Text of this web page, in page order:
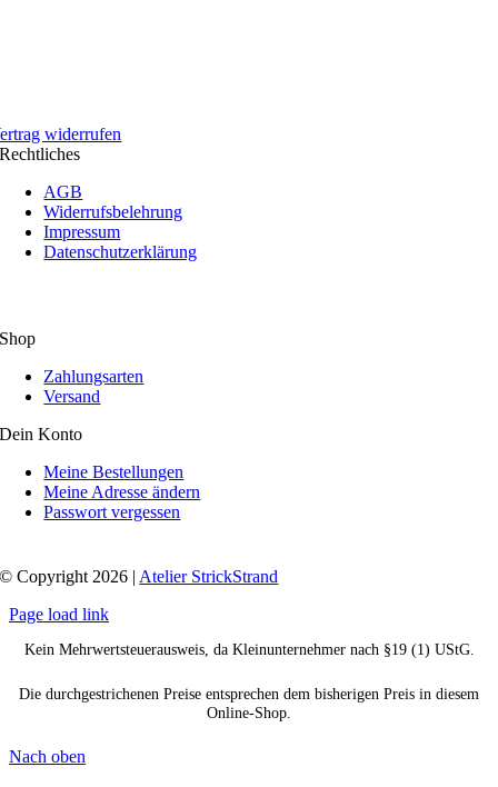
widerrufen
Rechtliches
AGB
Widerrufsbelehrung
Impressum
Datenschutzerklärung
Shop
Zahlungsarten
Versand
Dein Konto
Meine Bestellungen
Meine Adresse ändern
Passwort vergessen
© Copyright 2026 | Atelier StrickStrand
Page load link
Kein Mehrwertsteuerausweis, da Kleinunternehmer nach §19 (1) UStG.
Die durchgestrichenen Preise entsprechen dem bisherigen Preis in diesem
Online-Shop.
Nach oben